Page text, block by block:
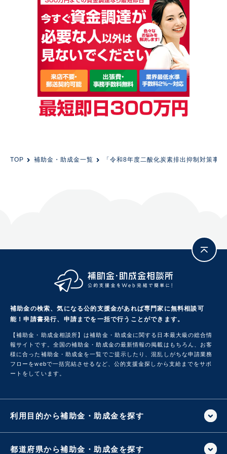
TOP 補助金・助成金一覧 「令和8年度二酸化炭素排出抑制対策
補助金の検索、気になる公的支援金があれば専門家に無料相談可
能！申請書発行、申請までを一括で行うことができます。
【補助金・助成金相談所】は補助金・助成金に関する日本最大級の総合情
報サイトです。 全国の補助金・助成金の最新情報の掲載はもちろん、お客
様に合った補助金・助成金を一覧でご提示したり、混乱しがちな申請業務
フローをwebで一括完結させるなど、公的支援金探しから支給までをサポ
ートをしています。
利用目的から補助金・助成金を探す
都道府県から補助金・助成金を探す